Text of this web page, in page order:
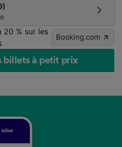
20 % sur les
Booking.com
billets à petit prix